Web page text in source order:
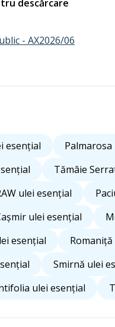
descărcare
- AX2026/06
esențial
Tămâie
ulei esențial
ulei esențial
esențial
Smirnă ulei
ulei esențial